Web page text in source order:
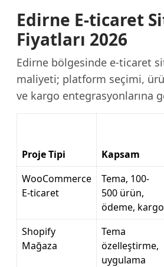
Edirne E-ticaret
Fiyatları 2026
Edirne bölgesinde e-ticaret
maliyeti; platform seçimi,
ve kargo entegrasyonlarına
Proje Tipi Kapsam
WooCommerce
E-ticaret
Tema, 100-
500 ürün,
ödeme, kargo
Shopify
Mağaza
Tema
özelleştirme,
uygulama